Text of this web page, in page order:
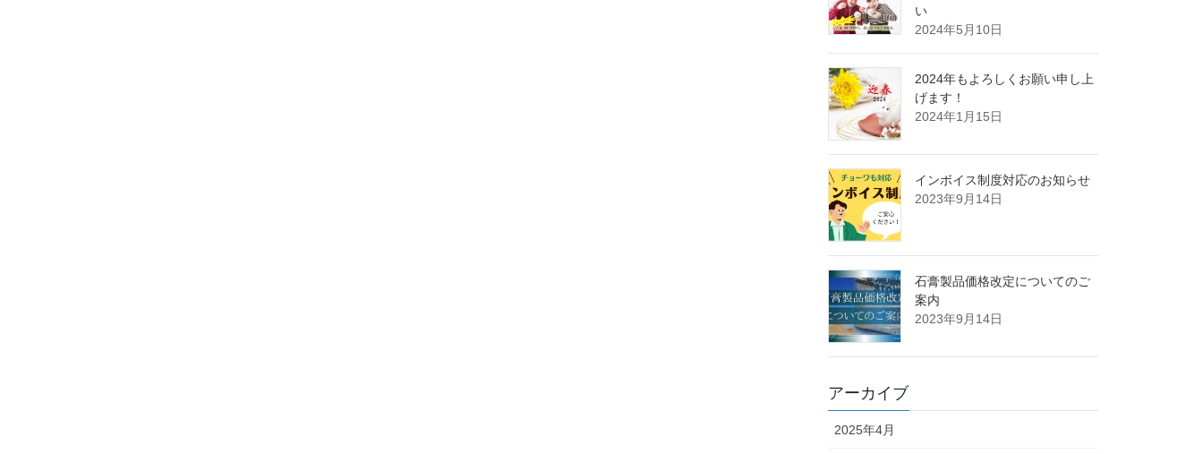
い
2024年5月10日
2024年もよろしくお願い申し上
げます！
2024年1月15日
インボイス制度対応のお知らせ
2023年9月14日
石膏製品価格改定についてのご
案内
2023年9月14日
アーカイブ
2025年4月